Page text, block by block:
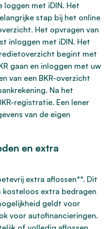
loggen met iDIN. Het
stap bij het online
Het opvragen van
inloggen met iDIN. Het
begint met
gaan en inloggen met uw
van een BKR-overzicht
Na het
registratie. Een lener
van de eigen
en extra
extra aflossen**. Dit
extra bedragen
geldt voor
voor autofinancieringen.